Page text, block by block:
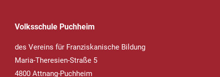
Volksschule Puchheim
des Vereins für Franziskanische Bildung
Maria-Theresien-Straße 5
4800 Attnang-Puchheim